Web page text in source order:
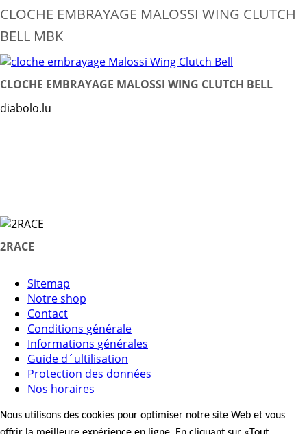
CLOCHE EMBRAYAGE MALOSSI WING CLUTCH
BELL MBK
CLOCHE EMBRAYAGE MALOSSI WING CLUTCH BELL
diabolo.lu
2RACE
Sitemap
Notre shop
Contact
Conditions générale
Informations générales
Guide d´ultilisation
Protection des données
Nos horaires
Nous utilisons des cookies pour optimiser notre site Web et vous